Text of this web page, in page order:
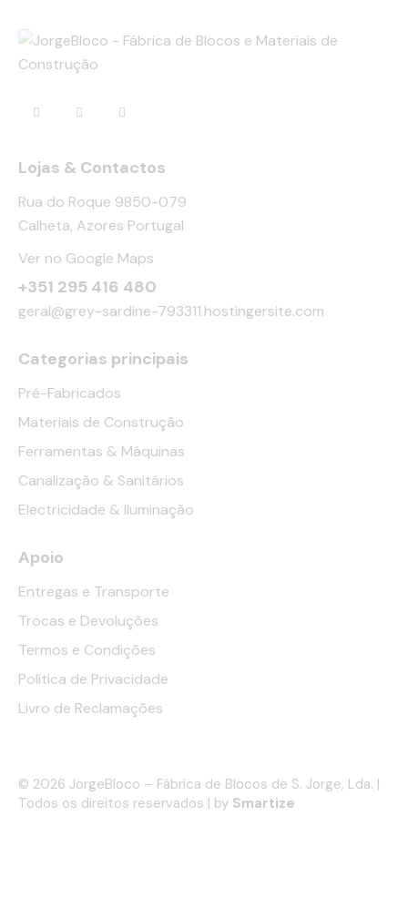
Lojas & Contactos
Rua do Roque 9850-079
Calheta, Azores Portugal
Ver no Google Maps
+351 295 416 480
geral@grey-sardine-793311.hostingersite.com
Categorias principais
Pré-Fabricados
Materiais de Construção
Ferramentas & Máquinas
Canalização & Sanitários
Electricidade & Iluminação
Apoio
Entregas e Transporte
Trocas e Devoluções
Termos e Condições
Política de Privacidade
Livro de Reclamações
© 2026 JorgeBloco – Fábrica de Blocos de S. Jorge, Lda. |
Todos os direitos reservados | by Smartize